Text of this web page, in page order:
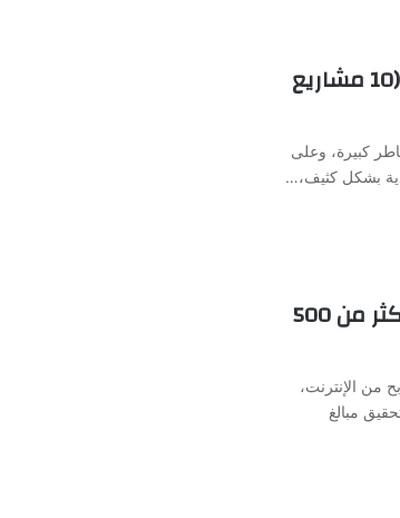
مشاريع مربحة في السعودية (10 مشاريع
كبيرة، وعلى
بشكل كثيف،…
كيفية الربح من مدونة بلوجر أكثر من 500
من الإنترنت،
مبالغ